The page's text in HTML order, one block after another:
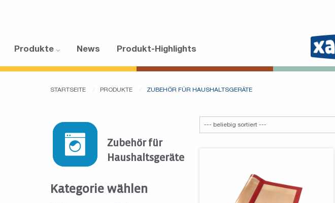
Produkte News Produkt-Highlights
STARTSEITE PRODUKTE ZUBEHÖR FÜR HAUSHALTSGERÄTE
Zubehör für
Haushaltsgeräte
Kategorie wählen